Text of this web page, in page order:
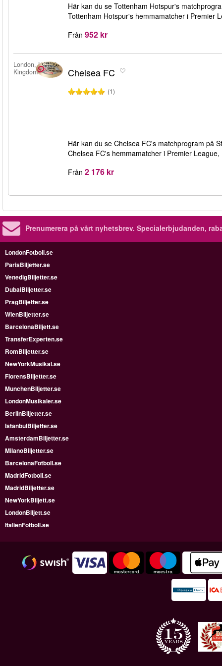
Här kan du se Tottenham Hotspur's
Tottenham Hotspur's hemmamatcher i Premier
Från 952 kr
London, United
Kingdom
Chelsea FC
(1)
Här kan du se Chelsea FC's matchprogram på
Chelsea FC's hemmamatcher i Premier
Från 2 176 kr
Prenumerera på vårt nyhetsbrev. Specialerbjudanden,
LondonFotboll.se
ParisBiljetter.se
VenedigBiljetter.se
DubaiBiljetter.se
PragBiljetter.se
WienBiljetter.se
BarcelonaBiljett.se
TransferExperten.se
RomBiljetter.se
NewYorkMusikal.se
FlorensBiljetter.se
MunchenBiljetter.se
LondonMusikaler.se
BerlinBiljetter.se
IstanbulBiljetter.se
AmsterdamBiljetter.se
MilanoBiljetter.se
BarcelonaFotboll.se
MadridFotboll.se
MadridBiljetter.se
NewYorkBiljett.se
LondonBiljett.se
ItalienFotboll.se